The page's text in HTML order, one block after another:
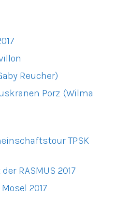
Reucher)
Porz (Wilma
TPSK
RASMUS 2017
2017